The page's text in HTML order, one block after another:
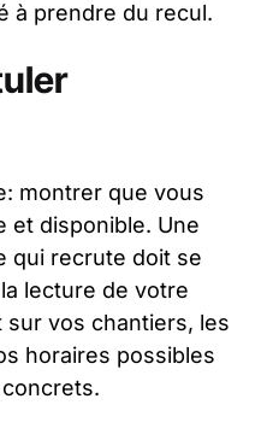
à prendre du recul.
montrer que vous
et disponible. Une
qui recrute doit se
lecture de votre
sur vos chantiers, les
horaires possibles